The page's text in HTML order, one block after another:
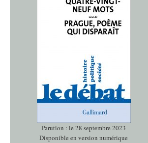
Parution : le 28 septembre 2023
Disponible en version numérique